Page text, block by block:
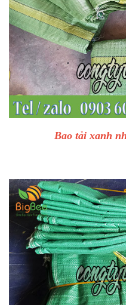
Bao tải xanh